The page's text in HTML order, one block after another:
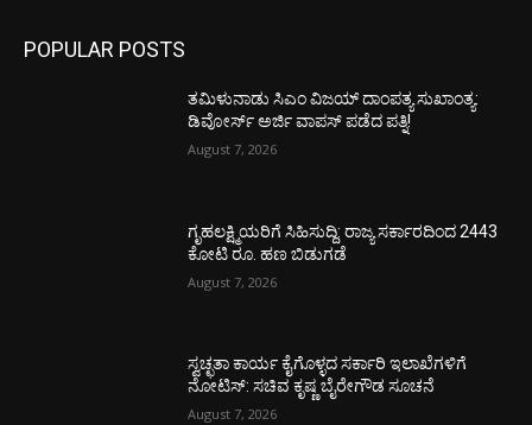
POPULAR POSTS
ತಮಿಳುನಾಡು ಸಿಎಂ ವಿಜಯ್‌ ದಾಂಪತ್ಯ ಸುಖಾಂತ್ಯ:
ಡಿವೋರ್ಸ್‌ ಅರ್ಜಿ ವಾಪಸ್‌ ಪಡೆದ ಪತ್ನಿ!
August 7, 2026
ಗೃಹಲಕ್ಷ್ಮಿಯರಿಗೆ ಸಿಹಿಸುದ್ದಿ: ರಾಜ್ಯ ಸರ್ಕಾರದಿಂದ 2443
ಕೋಟಿ ರೂ. ಹಣ ಬಿಡುಗಡೆ
August 7, 2026
ಸ್ವಚ್ಛತಾ ಕಾರ್ಯ ಕೈಗೊಳ್ಳದ ಸರ್ಕಾರಿ ಇಲಾಖೆಗಳಿಗೆ
ನೋಟಿಸ್: ಸಚಿವ ಕೃಷ್ಣ ಬೈರೇಗೌಡ ಸೂಚನೆ
August 7, 2026